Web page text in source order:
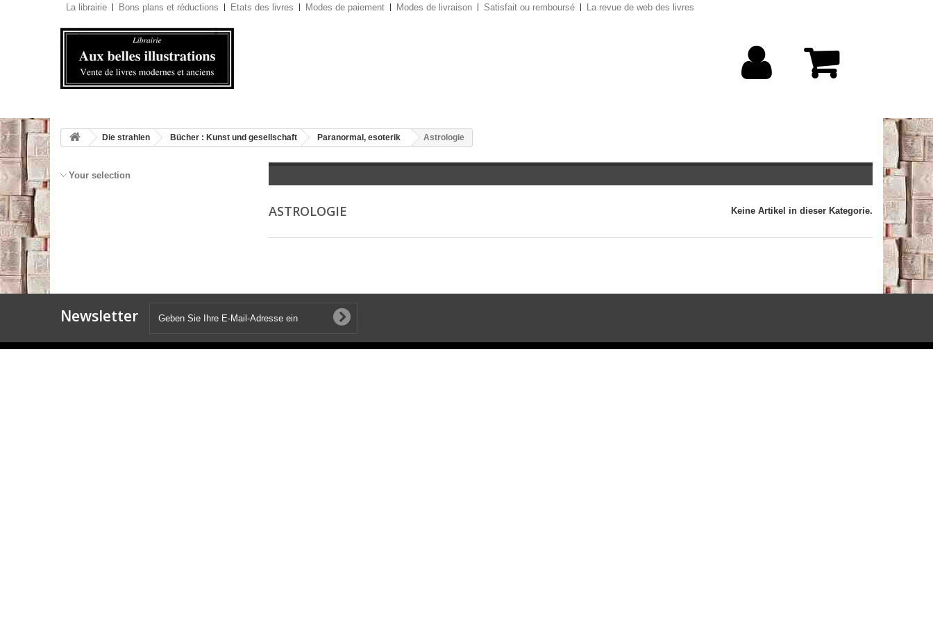
La librairie Bons plans et réductions Etats des livres Modes de paiement Modes de livraison Satisfait ou remboursé La revue de web des livres
Die strahlen Bücher : Kunst und gesellschaft Paranormal, esoterik Astrologie
Your selection
ASTROLOGIE Keine Artikel in dieser Kategorie.
Newsletter